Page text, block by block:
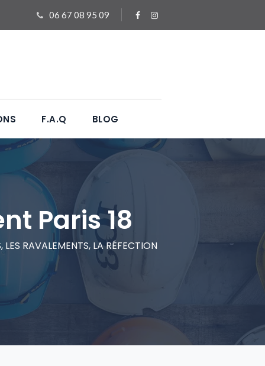
06 67 08 95 09
F.A.Q BLOG
Paris 18
RAVALEMENTS, LA RÉFECTION